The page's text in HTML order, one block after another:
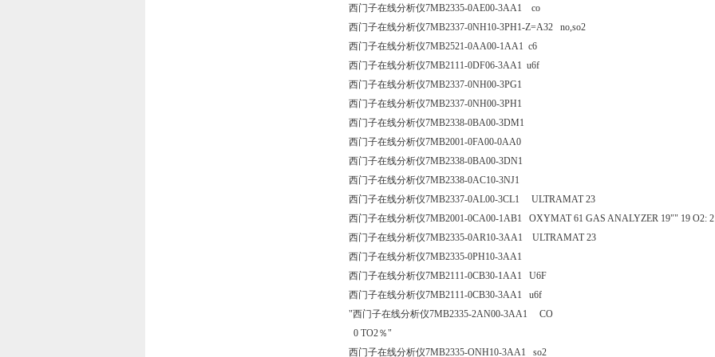
西门子在线分析仪7MB2335-0AE00-3AA1 co
西门子在线分析仪7MB2337-0NH10-3PH1-Z=A32 no,so2
西门子在线分析仪7MB2521-0AA00-1AA1 c6
西门子在线分析仪7MB2111-0DF06-3AA1 u6f
西门子在线分析仪7MB2337-0NH00-3PG1
西门子在线分析仪7MB2337-0NH00-3PH1
西门子在线分析仪7MB2338-0BA00-3DM1
西门子在线分析仪7MB2001-0FA00-0AA0
西门子在线分析仪7MB2338-0BA00-3DN1
西门子在线分析仪7MB2338-0AC10-3NJ1
西门子在线分析仪7MB2337-0AL00-3CL1 ULTRAMAT 23
西门子在线分析仪7MB2001-0CA00-1AB1 OXYMAT 61 GAS ANALYZER 19"" 19 O2:
西门子在线分析仪7MB2335-0AR10-3AA1 ULTRAMAT 23
西门子在线分析仪7MB2335-0PH10-3AA1
西门子在线分析仪7MB2111-0CB30-1AA1 U6F
西门子在线分析仪7MB2111-0CB30-3AA1 u6f
"西门子在线分析仪7MB2335-2AN00-3AA1 CO
0 TO2％"
西门子在线分析仪7MB2335-ONH10-3AA1 so2